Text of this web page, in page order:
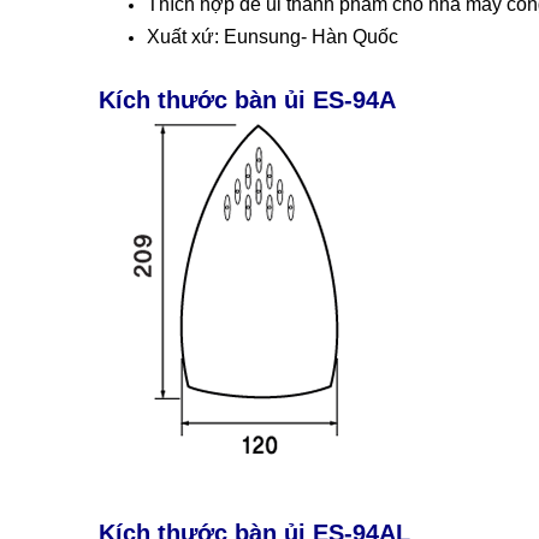
Xuất xứ: Eunsung- Hàn Quốc
Kích thước bàn ủi ES-94A
Kích thước bàn ủi ES-94AL